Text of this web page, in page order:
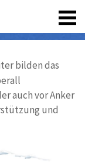
bilden das
auch vor Anker
und